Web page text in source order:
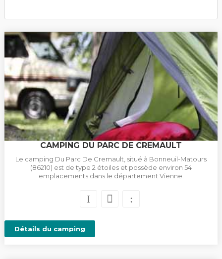
CAMPING DU PARC DE CREMAULT
Le camping Du Parc De Cremault, situé à Bonneuil-Matours
(86210) est de type 2 étoiles et possède environ 54
emplacements dans le département Vienne.
Détails du camping